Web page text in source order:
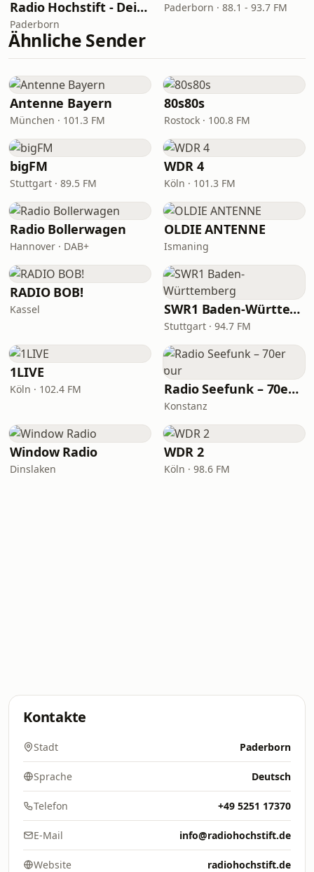
Radio Hochstift - Dein Karnevals Radio
Paderborn
Paderborn · 88.1 - 93.7 FM
Ähnliche Sender
Antenne Bayern
München · 101.3 FM
80s80s
Rostock · 100.8 FM
bigFM
Stuttgart · 89.5 FM
WDR 4
Köln · 101.3 FM
Radio Bollerwagen
Hannover · DAB+
OLDIE ANTENNE
Ismaning
RADIO BOB!
Kassel SWR1 Baden-Württemberg
Stuttgart · 94.7 FM
1LIVE
Köln · 102.4 FM Radio Seefunk – 70er pur
Konstanz
Window Radio
Dinslaken
WDR 2
Köln · 98.6 FM
Kontakte
Stadt Paderborn
Sprache Deutsch
Telefon +49 5251 17370
E-Mail info@radiohochstift.de
Website radiohochstift.de